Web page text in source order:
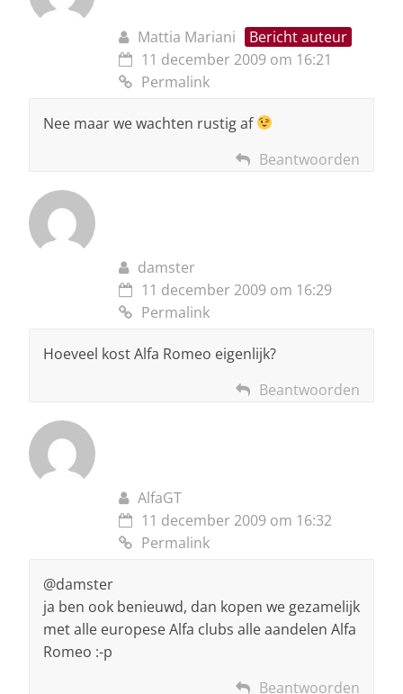
Mattia Mariani
Bericht auteur
11 december 2009 om 16:21
Permalink
Nee maar we wachten rustig af
Beantwoorden
damster
11 december 2009 om 16:29
Permalink
Hoeveel kost Alfa Romeo eigenlijk?
Beantwoorden
AlfaGT
11 december 2009 om 16:32
Permalink
@damster
ja ben ook benieuwd, dan kopen we gezamelijk
met alle europese Alfa clubs alle aandelen Alfa
Romeo :-p
Beantwoorden